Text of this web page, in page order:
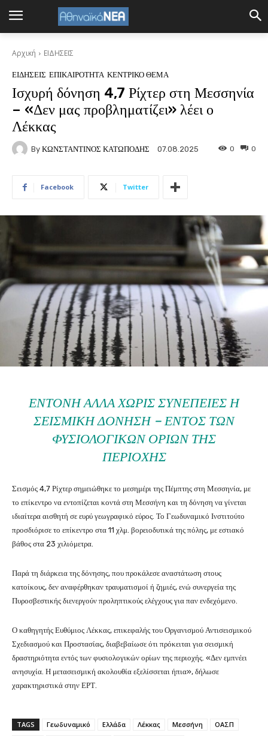
Αρχική ΕΙΔΗΣΕΙΣ
ΕΙΔΗΣΕΙΣ ΕΠΙΚΑΙΡΟΤΗΤΑ ΚΕΝΤΡΙΚΟ ΘΕΜΑ
Ισχυρή δόνηση 4,7 Ρίχτερ στη Μεσσηνία
– «Δεν μας προβληματίζει» λέει ο
Λέκκας
By ΚΩΝΣΤΑΝΤΙΝΟΣ ΚΑΤΩΠΟΔΗΣ 07.08.2025 0
0
Facebook Twitter
ΈΝΤΟΝΗ ΑΛΛΆ ΧΩΡΊΣ ΣΥΝΈΠΕΙΕΣ Η
ΣΕΙΣΜΙΚΉ ΔΌΝΗΣΗ – ΕΝΤΌΣ ΤΩΝ
ΦΥΣΙΟΛΟΓΙΚΏΝ ΟΡΊΩΝ ΤΗΣ
ΠΕΡΙΟΧΉΣ
Σεισμός 4,7 Ρίχτερ σημειώθηκε το μεσημέρι της Πέμπτης στη Μεσσηνία, με
το επίκεντρο να εντοπίζεται κοντά στη Μεσσήνη και τη δόνηση να γίνεται
ιδιαίτερα αισθητή σε ευρύ γεωγραφικό εύρος. Το Γεωδυναμικό Ινστιτούτο
προσδιόρισε το επίκεντρο στα 11 χλμ. βορειοδυτικά της πόλης, με εστιακό
βάθος στα 23 χιλιόμετρα.
Παρά τη διάρκεια της δόνησης, που προκάλεσε αναστάτωση στους
κατοίκους, δεν αναφέρθηκαν τραυματισμοί ή ζημιές, ενώ συνεργεία της
Πυροσβεστικής διενεργούν προληπτικούς ελέγχους για παν ενδεχόμενο.
Ο καθηγητής Ευθύμιος Λέκκας, επικεφαλής του Οργανισμού Αντισεισμικού
Σχεδιασμού και Προστασίας, διαβεβαίωσε ότι πρόκειται για σεισμική
δραστηριότητα εντός των φυσιολογικών ορίων της περιοχής. «Δεν εμπνέει
ανησυχία. Η μετασεισμική ακολουθία εξελίσσεται ήπια», δήλωσε
χαρακτηριστικά στην ΕΡΤ.
TAGS Γεωδυναμικό Ελλάδα Λέκκας Μεσσήνη
ΟΑΣΠ